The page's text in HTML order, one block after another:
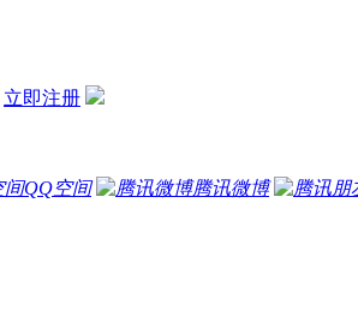
立即注册
QQ空间 腾讯微博